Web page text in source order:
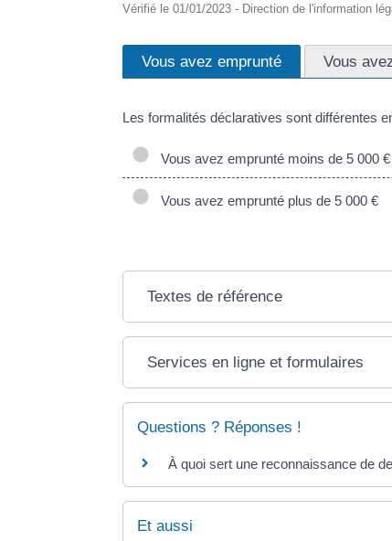
Vérifié le 01/01/2023 - Direction de l'information
Vous avez emprunté Vous
Les formalités déclaratives sont différentes
Vous avez emprunté moins de 5 000 €
Vous avez emprunté plus de 5 000 €
Textes de référence
Services en ligne et formulaires
Questions ? Réponses !
À quoi sert une reconnaissance de
Et aussi